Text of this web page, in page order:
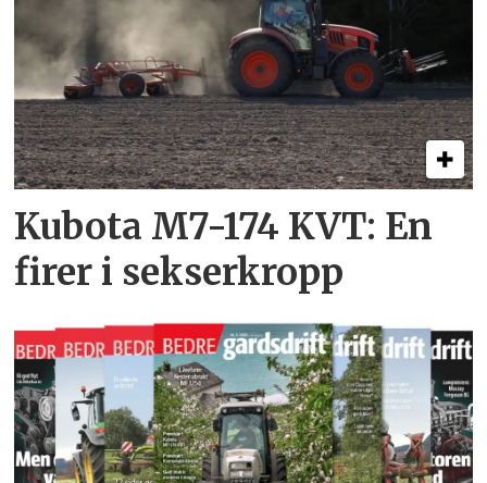
Kubota M7-174 KVT: En
firer i sekserkropp